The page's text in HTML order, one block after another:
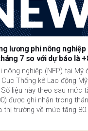
lương phi nông
7 so với dự báo là
nông nghiệp (NFP) tại Mỹ
Thống kê Lao động
liệu này theo sau mức
được ghi nhận trong
thị trường về mức tăng